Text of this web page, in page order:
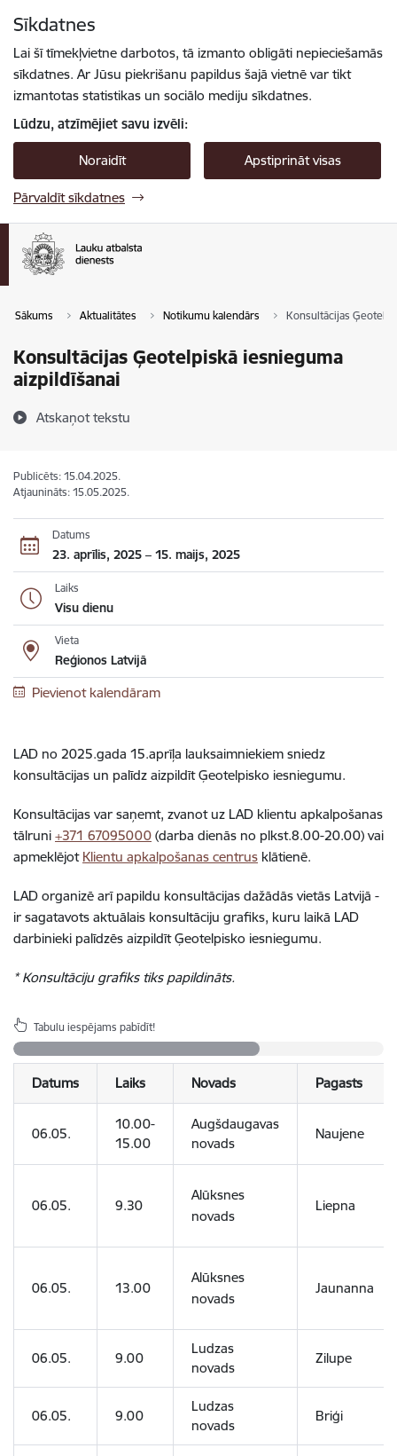
Sīkdatnes
Lai šī tīmekļvietne darbotos, tā izmanto obligāti nepieciešamās
sīkdatnes. Ar Jūsu piekrišanu papildus šajā vietnē var tikt
izmantotas statistikas un sociālo mediju sīkdatnes.
Lūdzu, atzīmējiet savu izvēli:
Noraidīt Apstiprināt visas
Pārvaldīt sīkdatnes
Sākums Aktualitātes Notikumu kalendārs Konsultācijas
Konsultācijas Ģeotelpiskā iesnieguma
aizpildīšanai
Atskaņot tekstu
Publicēts: 15.04.2025.
Atjaunināts: 15.05.2025.
Datums
23. aprīlis, 2025 – 15. maijs, 2025
Laiks
Visu dienu
Vieta
Reģionos Latvijā
Pievienot kalendāram
LAD no 2025.gada 15.aprīļa lauksaimniekiem sniedz
konsultācijas un palīdz aizpildīt Ģeotelpisko iesniegumu.
Konsultācijas var saņemt, zvanot uz LAD klientu apkalpošanas
tālruni +371 67095000 (darba dienās no plkst.8.00-20.00) vai
apmeklējot Klientu apkalpošanas centrus klātienē.
LAD organizē arī papildu konsultācijas dažādās vietās Latvijā -
ir sagatavots aktuālais konsultāciju grafiks, kuru laikā LAD
darbinieki palīdzēs aizpildīt Ģeotelpisko iesniegumu.
* Konsultāciju grafiks tiks papildināts.
Tabulu iespējams pabīdīt!
Datums Laiks Novads Pagasts
06.05.
10.00-
15.00
Augšdaugavas
novads
Naujene
06.05. 9.30
Alūksnes
novads
Liepna
06.05. 13.00
Alūksnes
novads
Jaunanna
06.05. 9.00
Ludzas
novads
Zilupe
06.05. 9.00
Ludzas
novads
Briģi